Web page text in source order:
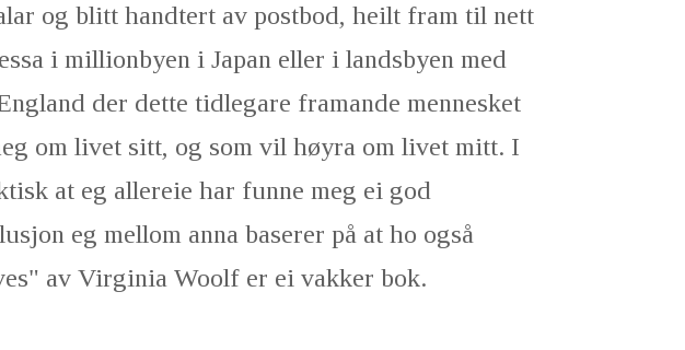
og blitt handtert av postbod, heilt fram til nett
i millionbyen i Japan eller i landsbyen med
der dette tidlegare framande mennesket
om livet sitt, og som vil høyra om livet mitt. I
at eg allereie har funne meg ei god
eg mellom anna baserer på at ho også
av Virginia Woolf er ei vakker bok.